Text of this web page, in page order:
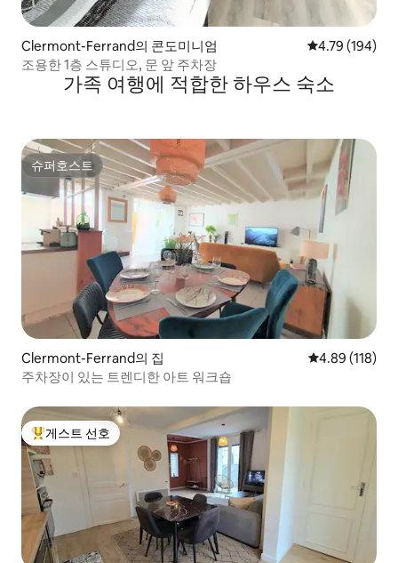
Clermont-Ferrand의 콘도미니엄 평점 4.79점(5
4.79 (194)
조용한 1층 스튜디오, 문 앞 주차장
가족 여행에 적합한 하우스 숙소
슈퍼호스트
슈퍼호스트
Clermont-Ferrand의 집 평점 4.89점(5
4.89 (118)
주차장이 있는 트렌디한 아트 워크숍
상위 게스트 선호
게스트 선호